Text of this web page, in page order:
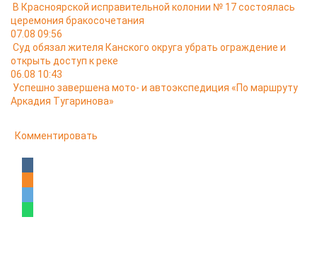
В Красноярской исправительной колонии № 17 состоялась
церемония бракосочетания
07.08 09:56
Суд обязал жителя Канского округа убрать ограждение и
открыть доступ к реке
06.08 10:43
Успешно завершена мото- и автоэкспедиция «По маршруту
Аркадия Тугаринова»
Комментировать